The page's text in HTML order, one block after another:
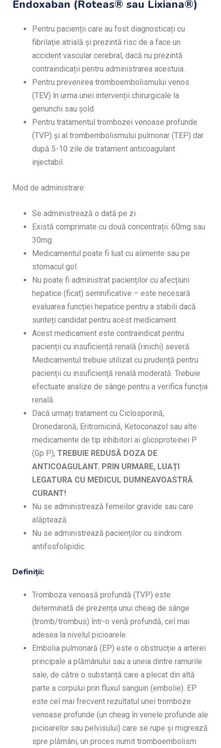
Endoxaban (Roteas® sau Lixiana®)
Pentru pacienții care au fost diagnosticați cu
fibrilație atrială și prezintă risc de a face un
accident vascular cerebral, dacă nu prezintă
contraindicații pentru administrarea acestuia.
Pentru prevenirea tromboembolismului venos
(TEV) în urma unei intervenții chirurgicale la
genunchi sau șold.
Pentru tratamentul trombozei venoase profunde
(TVP) și al trombembolismului pulmonar (TEP) dar
după 5-10 zile de tratament anticoagulant
injectabil.
Mod de administrare:
Se administrează o dată pe zi.
Există comprimate cu două concentrații: 60mg sau
30mg.
Medicamentul poate fi luat cu alimente sau pe
stomacul gol.
Nu poate fi administrat pacienților cu afecțiuni
hepatice (ficat) semnificative – este necesară
evaluarea funcției hepatice pentru a stabili dacă
sunteți candidat pentru acest medicament.
Acest medicament este contraindicat pentru
pacienții cu insuficiență renală (rinichi) severă.
Medicamentul trebuie utilizat cu prudență pentru
pacienții cu insuficiență renală moderată. Trebuie
efectuate analize de sânge pentru a verifica funcția
renală.
Dacă urmați tratament cu Ciclosporină,
Dronedaronă, Eritromicină, Ketoconazol sau alte
medicamente de tip inhibitori ai glicoproteinei P
(Gp P), TREBUIE REDUSĂ DOZA DE
ANTICOAGULANT. PRIN URMARE, LUAȚI
LEGATURA CU MEDICUL DUMNEAVOASTRĂ
CURANT!
Nu se administrează femeilor gravide sau care
alăptează.
Nu se administrează pacienților cu sindrom
antifosfolipidic.
Definiții:
Tromboza venoasă profundă (TVP) este
determinată de prezența unui cheag de sânge
(tromb/trombus) într-o venă profundă, cel mai
adesea la nivelul picioarele.
Embolia pulmonară (EP) este o obstrucție a arterei
principale a plămânului sau a uneia dintre ramurile
sale, de către o substanță care a plecat din altă
parte a corpului prin fluxul sanguin (embolie). EP
este cel mai frecvent rezultatul unei tromboze
venoase profunde (un cheag în venele profunde ale
picioarelor sau pelvisului) care se rupe și migrează
spre plămâni, un proces numit tromboembolism